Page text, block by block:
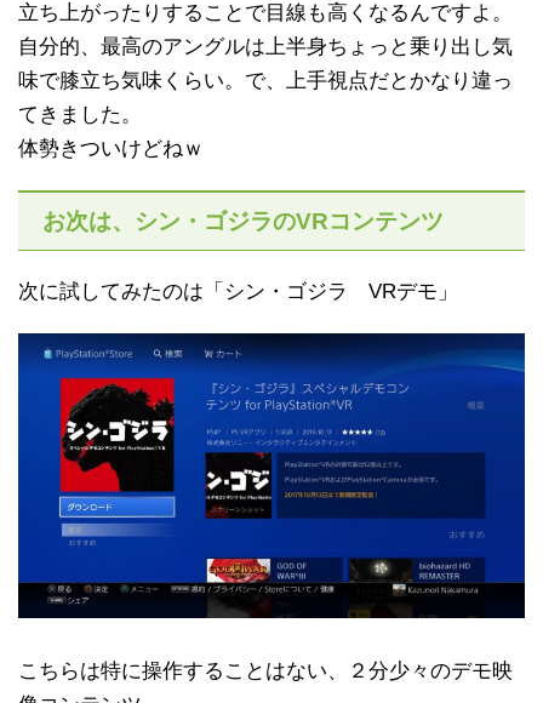
立ち上がったりすることで目線も高くなるんですよ。
自分的、最高のアングルは上半身ちょっと乗り出し気
味で膝立ち気味くらい。で、上手視点だとかなり違っ
てきました。
体勢きついけどねｗ
お次は、シン・ゴジラのVRコンテンツ
次に試してみたのは「シン・ゴジラ VRデモ」
こちらは特に操作することはない、２分少々のデモ映